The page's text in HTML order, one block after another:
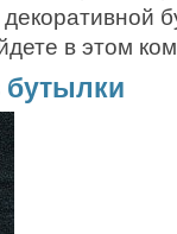
декоративной
в этом
бутылки